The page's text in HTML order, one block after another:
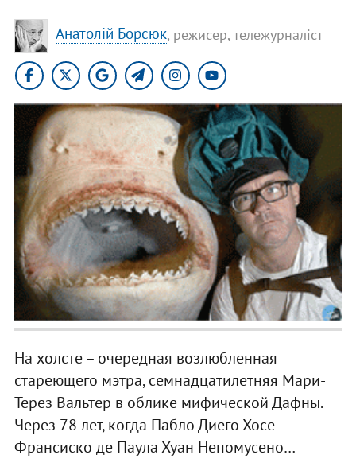
Анатолій Борсюк, режисер, тележурналіст
На холсте – очередная возлюбленная
стареющего мэтра, семнадцатилетняя Мари-
Терез Вальтер в облике мифической Дафны.
Через 78 лет, когда Пабло Диего Хосе
Франсиско де Паула Хуан Непомусено…